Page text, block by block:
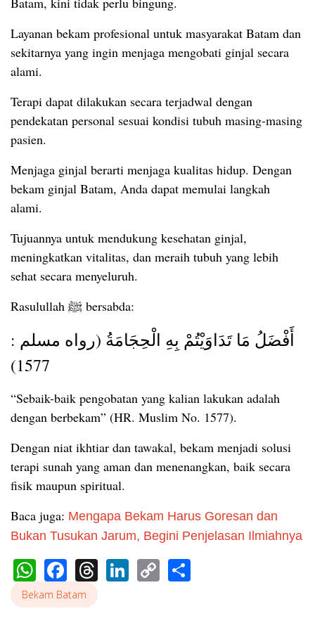
Layanan bekam profesional untuk masyarakat Batam dan
sekitarnya yang ingin menjaga mengobati ginjal secara
alami.
Terapi dapat dilakukan secara terjadwal dengan
pendekatan personal sesuai kondisi tubuh masing-masing
pasien.
Menjaga ginjal berarti menjaga kualitas hidup. Dengan
bekam ginjal Batam, Anda dapat memulai langkah
alami.
Tujuannya untuk mendukung kesehatan ginjal,
meningkatkan vitalitas, dan meraih tubuh yang lebih
sehat secara menyeluruh.
Rasulullah ﷺ bersabda:
أَفْضَلُ مَا تَدَاوَيْتُمْ بِهِ الْحِجَامَةُ (رواه مسلم :
1577)
“Sebaik-baik pengobatan yang kalian lakukan adalah
dengan berbekam” (HR. Muslim No. 1577).
Dengan niat ikhtiar dan tawakal, bekam menjadi solusi
terapi sunah yang aman dan menenangkan, baik secara
fisik maupun spiritual.
Baca juga: Mengapa Bekam Harus Goresan dan
Bukan Tusukan Jarum, Begini Penjelasan Ilmiahnya
WhatsApp
Facebook
Threads
LinkedIn
Copy
Link
Bekam Batam